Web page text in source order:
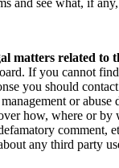
and see what, if
matters related to
If you cannot
you should
or
how, where or
any third party